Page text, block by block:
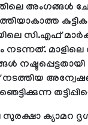
അംഗങ്ങൾ
സി.എഫ്
മാളിലെ
നഷ്ടപ്പെട്ടതായി
ഞെട്ടിക്കുന്ന
ക്യാമറ